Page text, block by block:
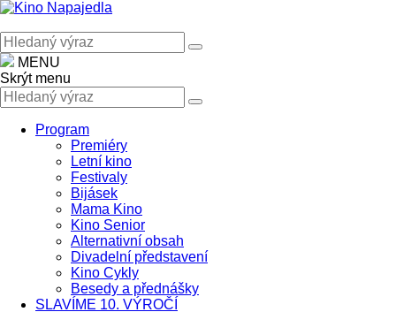
MENU
Skrýt menu
Program
Premiéry
Letní kino
Festivaly
Bijásek
Mama Kino
Kino Senior
Alternativní obsah
Divadelní představení
Kino Cykly
Besedy a přednášky
SLAVÍME 10. VÝROČÍ